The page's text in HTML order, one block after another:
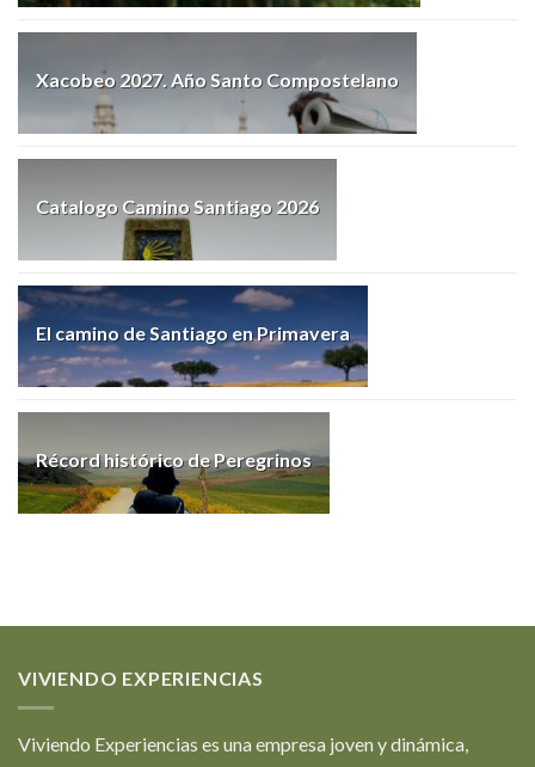
Xacobeo 2027. Año Santo Compostelano
Catalogo Camino Santiago 2026
El camino de Santiago en Primavera
Récord histórico de Peregrinos
VIVIENDO EXPERIENCIAS
Viviendo Experiencias es una empresa joven y dinámica,